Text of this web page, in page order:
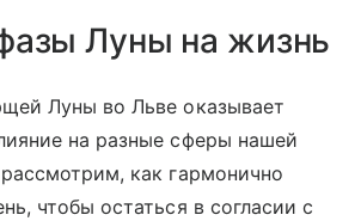
Луны на жизнь
Луны во Льве оказывает
на разные сферы нашей
как гармонично
чтобы остаться в согласии с